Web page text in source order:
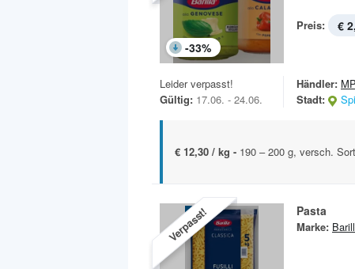
-33%
Preis: €
Leider verpasst!
Gültig: 17.06. - 24.06.
Händler:
Stadt:
€ 12,30 / kg - 190 – 200 g, versch.
Verpasst! Pasta
Marke: